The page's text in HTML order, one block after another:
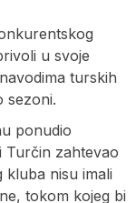
u svoje
turskih
sezoni.
ponudio
Turčin zahtevao
kluba nisu imali
tokom kojeg bi